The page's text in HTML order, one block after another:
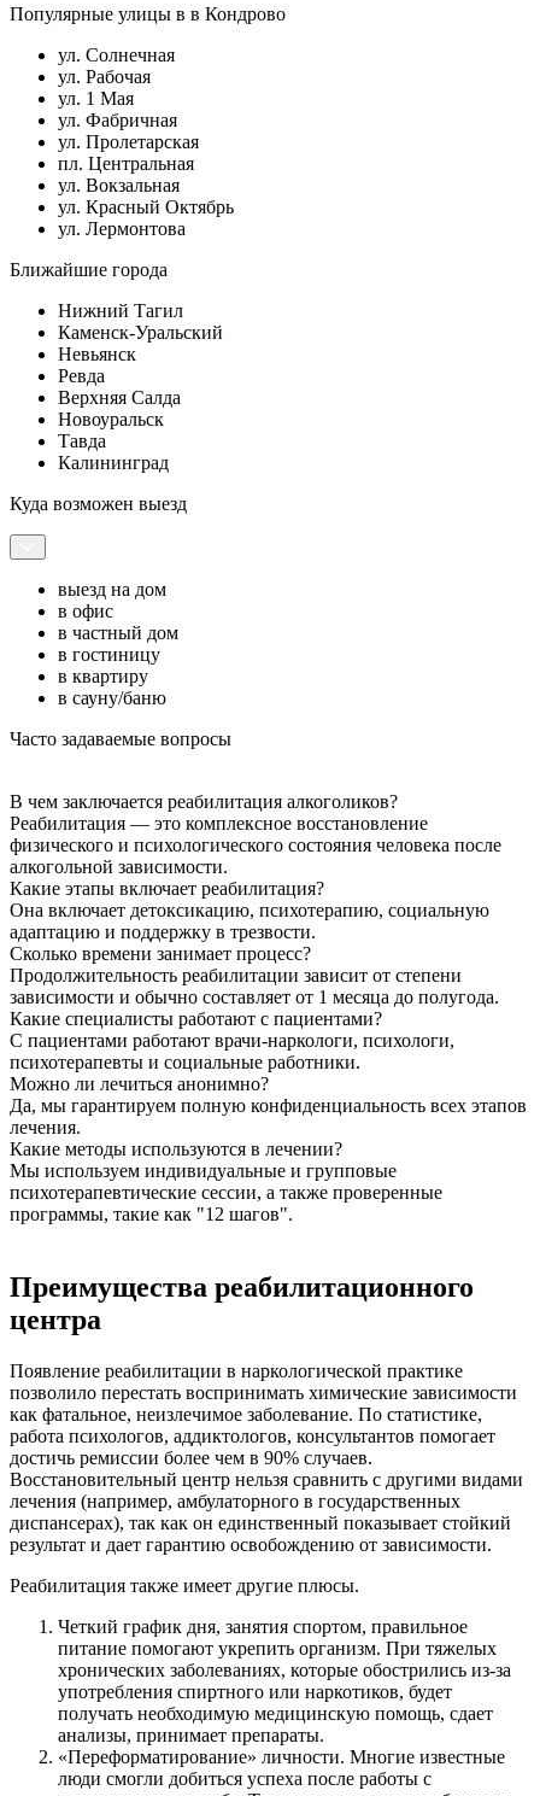
Популярные улицы в в Кондрово
ул. Солнечная
ул. Рабочая
ул. 1 Мая
ул. Фабричная
ул. Пролетарская
пл. Центральная
ул. Вокзальная
ул. Красный Октябрь
ул. Лермонтова
Ближайшие города
Нижний Тагил
Каменск-Уральский
Невьянск
Ревда
Верхняя Салда
Новоуральск
Тавда
Калининград
Куда возможен выезд
выезд на дом
в офис
в частный дом
в гостиницу
в квартиру
в сауну/баню
Часто задаваемые вопросы
В чем заключается реабилитация алкоголиков?
Реабилитация — это комплексное восстановление
физического и психологического состояния человека после
алкогольной зависимости.
Какие этапы включает реабилитация?
Она включает детоксикацию, психотерапию, социальную
адаптацию и поддержку в трезвости.
Сколько времени занимает процесс?
Продолжительность реабилитации зависит от степени
зависимости и обычно составляет от 1 месяца до полугода.
Какие специалисты работают с пациентами?
С пациентами работают врачи-наркологи, психологи,
психотерапевты и социальные работники.
Можно ли лечиться анонимно?
Да, мы гарантируем полную конфиденциальность всех этапов
лечения.
Какие методы используются в лечении?
Мы используем индивидуальные и групповые
психотерапевтические сессии, а также проверенные
программы, такие как "12 шагов".
Преимущества реабилитационного
центра
Появление реабилитации в наркологической практике
позволило перестать воспринимать химические зависимости
как фатальное, неизлечимое заболевание. По статистике,
работа психологов, аддиктологов, консультантов помогает
достичь ремиссии более чем в 90% случаев.
Восстановительный центр нельзя сравнить с другими видами
лечения (например, амбулаторного в государственных
диспансерах), так как он единственный показывает стойкий
результат и дает гарантию освобождению от зависимости.
Реабилитация также имеет другие плюсы.
Четкий график дня, занятия спортом, правильное
питание помогают укрепить организм. При тяжелых
хронических заболеваниях, которые обострились из-за
употребления спиртного или наркотиков, будет
получать необходимую медицинскую помощь, сдает
анализы, принимает препараты.
«Переформатирование» личности. Многие известные
люди смогли добиться успеха после работы с